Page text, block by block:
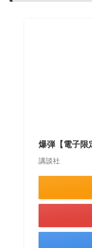
爆弾【電子限
講談社